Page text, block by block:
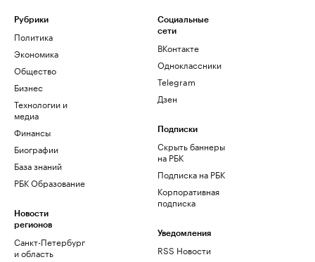
Рубрики
Политика
Экономика
Общество
Бизнес
Технологии и
медиа
Финансы
Биографии
База знаний
РБК Образование
Новости
регионов
Санкт-Петербург
и область
Социальные
сети
ВКонтакте
Одноклассники
Telegram
Дзен
Подписки
Скрыть баннеры
на РБК
Подписка на РБК
Корпоративная
подписка
Уведомления
RSS Новости